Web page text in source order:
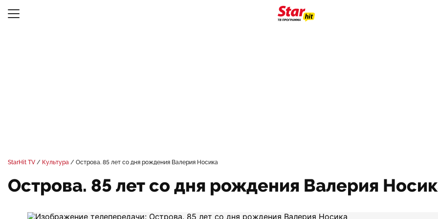
StarHit TV Культура Острова. 85 лет со дня рождения Валерия Носика
Острова. 85 лет со дня рождения Валерия